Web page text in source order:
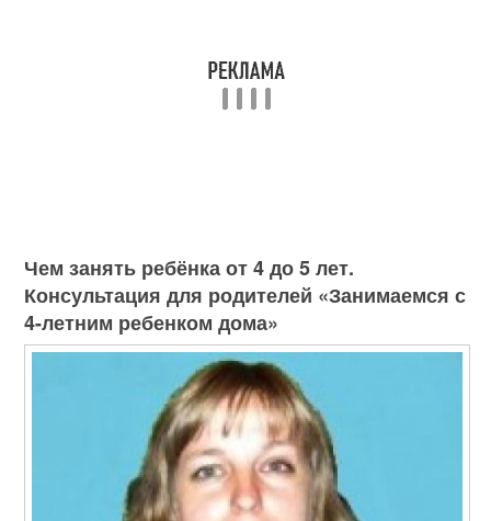
Чем занять ребёнка от 4 до 5 лет.
Консультация для родителей «Занимаемся с
4-летним ребенком дома»